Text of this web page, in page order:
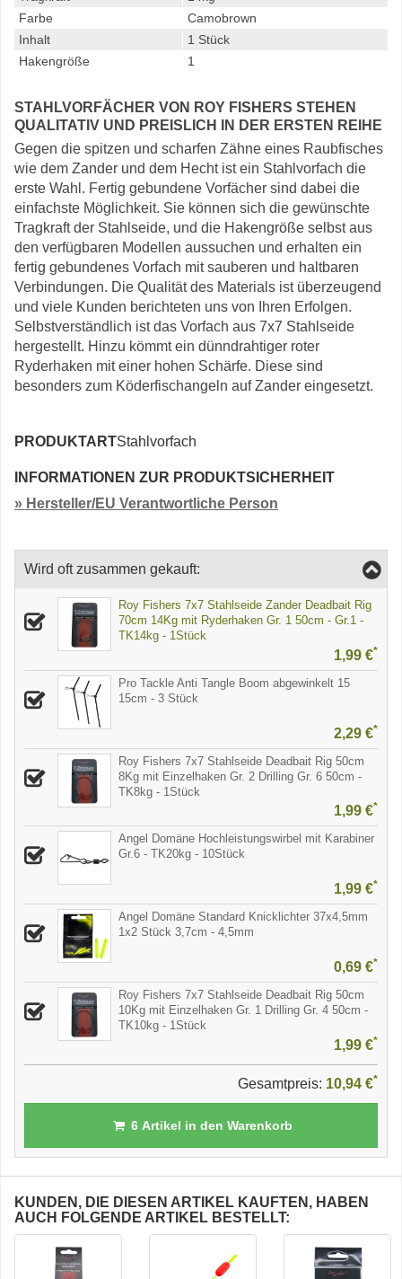
Farbe
Camobrown
Inhalt
1 Stück
Hakengröße
1
STAHLVORFÄCHER VON ROY FISHERS STEHEN
QUALITATIV UND PREISLICH IN DER ERSTEN REIHE
Gegen die spitzen und scharfen Zähne eines Raubfisches
wie dem Zander und dem Hecht ist ein Stahlvorfach die
erste Wahl. Fertig gebundene Vorfächer sind dabei die
einfachste Möglichkeit. Sie können sich die gewünschte
Tragkraft der Stahlseide, und die Hakengröße selbst aus
den verfügbaren Modellen aussuchen und erhalten ein
fertig gebundenes Vorfach mit sauberen und haltbaren
Verbindungen. Die Qualität des Materials ist überzeugend
und viele Kunden berichteten uns von Ihren Erfolgen.
Selbstverständlich ist das Vorfach aus 7x7 Stahlseide
hergestellt. Hinzu kömmt ein dünndrahtiger roter
Ryderhaken mit einer hohen Schärfe. Diese sind
besonders zum Köderfischangeln auf Zander eingesetzt.
PRODUKTARTStahlvorfach
INFORMATIONEN ZUR PRODUKTSICHERHEIT
» Hersteller/EU Verantwortliche Person
Wird oft zusammen gekauft:
Roy Fishers 7x7 Stahlseide Zander Deadbait Rig
70cm 14Kg mit Ryderhaken Gr. 1 50cm - Gr.1 -
TK14kg - 1Stück
1,99 €*
Pro Tackle Anti Tangle Boom abgewinkelt 15
15cm - 3 Stück
2,29 €*
Roy Fishers 7x7 Stahlseide Deadbait Rig 50cm
8Kg mit Einzelhaken Gr. 2 Drilling Gr. 6 50cm -
TK8kg - 1Stück
1,99 €*
Angel Domäne Hochleistungswirbel mit Karabiner
Gr.6 - TK20kg - 10Stück
1,99 €*
Angel Domäne Standard Knicklichter 37x4,5mm
1x2 Stück 3,7cm - 4,5mm
0,69 €*
Roy Fishers 7x7 Stahlseide Deadbait Rig 50cm
10Kg mit Einzelhaken Gr. 1 Drilling Gr. 4 50cm -
TK10kg - 1Stück
1,99 €*
Gesamtpreis: 10,94 €*
6Artikel in den Warenkorb
KUNDEN, DIE DIESEN ARTIKEL KAUFTEN, HABEN
AUCH FOLGENDE ARTIKEL BESTELLT: